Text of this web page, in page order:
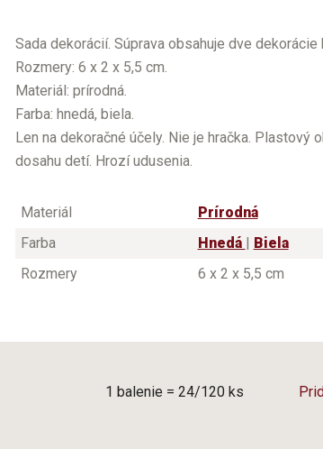
Sada dekorácií. Súprava obsahuje dve dekorácie
Rozmery: 6 x 2 x 5,5 cm.
Materiál: prírodná.
Farba: hnedá, biela.
Len na dekoračné účely. Nie je hračka. Plastový
dosahu detí. Hrozí udusenia.
Materiál
Prírodná
Farba
Hnedá
Biela
Rozmery
6 x 2 x 5,5 cm
1 balenie = 24/120 ks